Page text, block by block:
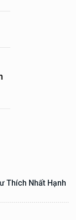
Thích Nhất Hạnh